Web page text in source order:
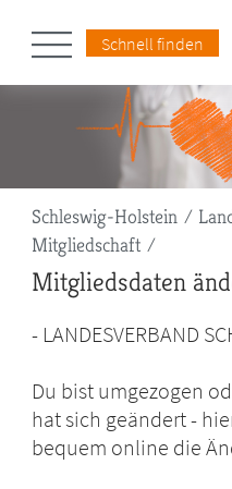
Schnell finden
Pfadnavigation
Schleswig-Holstein
Mitgliedschaft
Mitgliedsdaten
- LANDESVERBAND
Du bist umgezogen
hat sich geändert -
bequem online die